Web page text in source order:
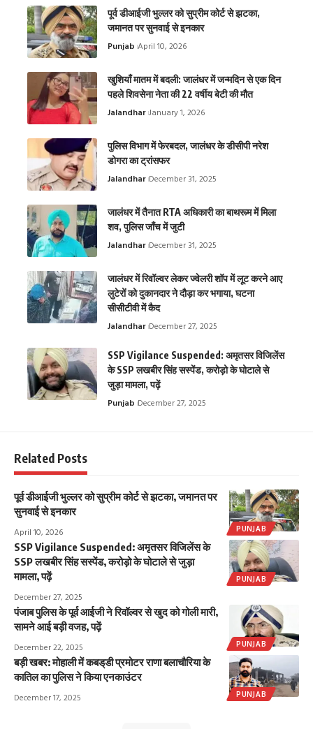
पूर्व डीआईजी भुल्लर को सुप्रीम कोर्ट से झटका,
जमानत पर सुनवाई से इनकार
Punjab April 10, 2026
खुशियाँ मातम में बदली: जालंधर में जन्मदिन से एक दिन
पहले शिवसेना नेता की 22 वर्षीय बेटी की मौत
Jalandhar January 1, 2026
पुलिस विभाग में फेरबदल, जालंधर के डीसीपी नरेश
डोगरा का ट्रांसफर
Jalandhar December 31, 2025
जालंधर में तैनात RTA अधिकारी का बाथरूम में मिला
शव, पुलिस जाँच में जुटी
Jalandhar December 31, 2025
जालंधर में रिवॉल्वर लेकर ज्वेलरी शॉप में लूट करने आए
लुटेरों को दुकानदार ने दौड़ा कर भगाया, घटना
सीसीटीवी में कैद
Jalandhar December 27, 2025
SSP Vigilance Suspended: अमृतसर विजिलेंस
के SSP लखबीर सिंह सस्पेंड, करोड़ो के घोटाले से
जुड़ा मामला, पढ़ें
Punjab December 27, 2025
Related Posts
PUNJAB
पूर्व डीआईजी भुल्लर को सुप्रीम कोर्ट से झटका, जमानत पर
सुनवाई से इनकार
April 10, 2026
PUNJAB
SSP Vigilance Suspended: अमृतसर विजिलेंस के
SSP लखबीर सिंह सस्पेंड, करोड़ो के घोटाले से जुड़ा
मामला, पढ़ें
December 27, 2025
PUNJAB
पंजाब पुलिस के पूर्व आईजी ने रिवॉल्वर से खुद को गोली मारी,
सामने आई बड़ी वजह, पढ़ें
December 22, 2025
PUNJAB
बड़ी खबर: मोहाली में कबड्‌डी प्रमोटर राणा बलाचौरिया के
कातिल का पुलिस ने किया एनकाउंटर
December 17, 2025